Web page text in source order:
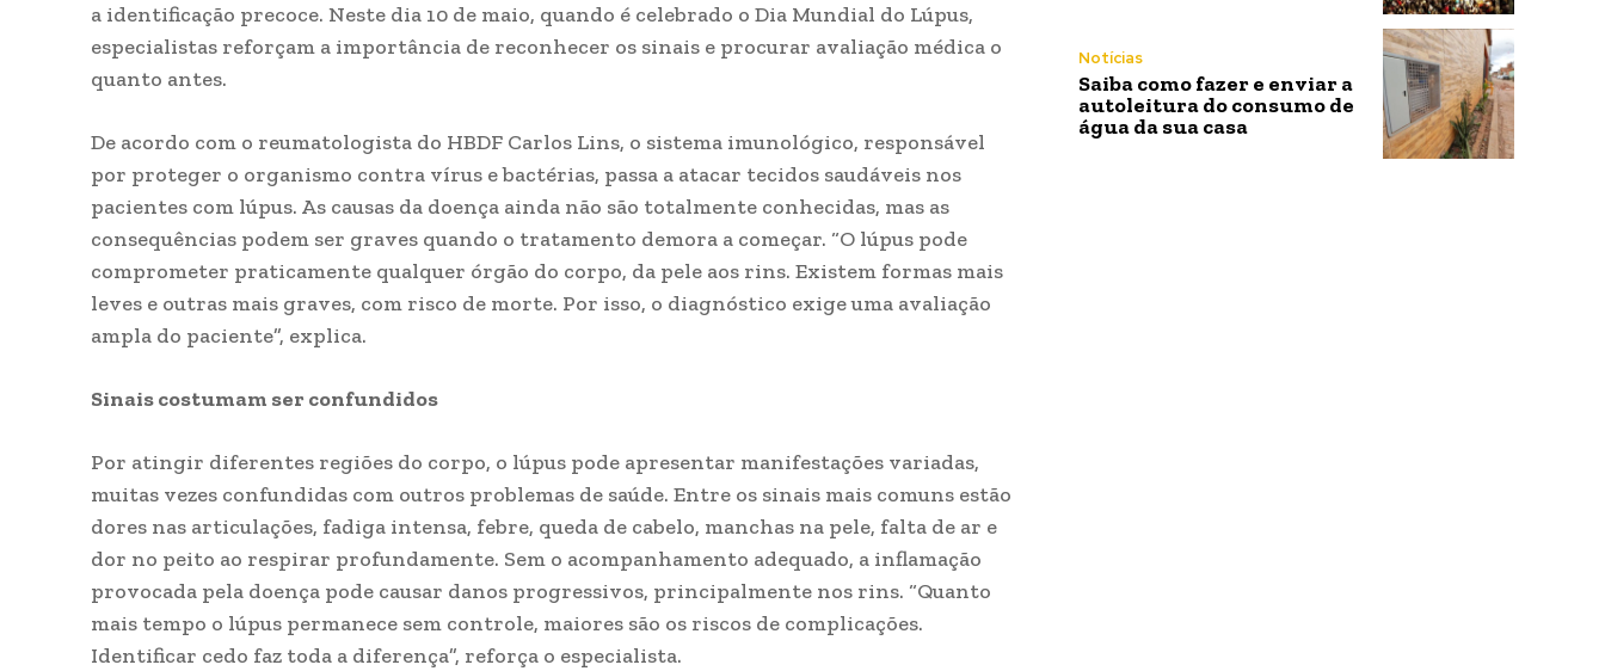
a identificação precoce. Neste dia 10 de maio, quando é celebrado o Dia Mundial do Lúpus,
especialistas reforçam a importância de reconhecer os sinais e procurar avaliação médica o
quanto antes.
De acordo com o reumatologista do HBDF Carlos Lins, o sistema imunológico, responsável
por proteger o organismo contra vírus e bactérias, passa a atacar tecidos saudáveis nos
pacientes com lúpus. As causas da doença ainda não são totalmente conhecidas, mas as
consequências podem ser graves quando o tratamento demora a começar. “O lúpus pode
comprometer praticamente qualquer órgão do corpo, da pele aos rins. Existem formas mais
leves e outras mais graves, com risco de morte. Por isso, o diagnóstico exige uma avaliação
ampla do paciente”, explica.
Sinais costumam ser confundidos
Por atingir diferentes regiões do corpo, o lúpus pode apresentar manifestações variadas,
muitas vezes confundidas com outros problemas de saúde. Entre os sinais mais comuns estão
dores nas articulações, fadiga intensa, febre, queda de cabelo, manchas na pele, falta de ar e
dor no peito ao respirar profundamente. Sem o acompanhamento adequado, a inflamação
provocada pela doença pode causar danos progressivos, principalmente nos rins. “Quanto
mais tempo o lúpus permanece sem controle, maiores são os riscos de complicações.
Identificar cedo faz toda a diferença”, reforça o especialista.
Notícias
Saiba como fazer e enviar a
autoleitura do consumo de
água da sua casa